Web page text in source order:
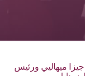
ميهاليي ورئيس